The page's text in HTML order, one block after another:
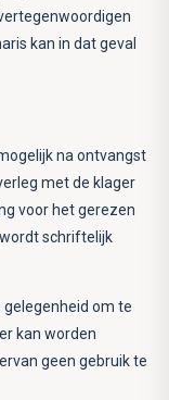
kan in dat geval
na ontvangst
met de klager
voor het gerezen
schriftelijk
om te
kan worden
geen gebruik te